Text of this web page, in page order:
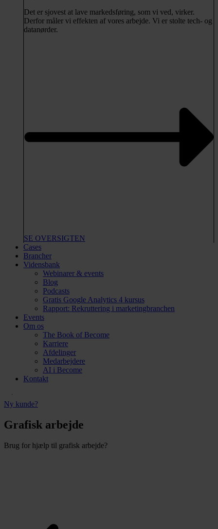
Det er sjovest at lave markedsføring, som vi ved, virker.
Derfor måler vi effekten af vores arbejde. Vi er stolte tech- og
datanørder.
SE OVERSIGTEN
Cases
Brancher
Vidensbank
Webinarer & events
Blog
Podcasts
Gratis Google Analytics 4 kursus
Rapport: Rekruttering i marketingbranchen
Events
Om os
The Book of Become
Karriere
Afdelinger
Medarbejdere
AI i Become
Kontakt
Ny kunde?
Grafisk arbejde
Brug for hjælp til grafisk arbejde?